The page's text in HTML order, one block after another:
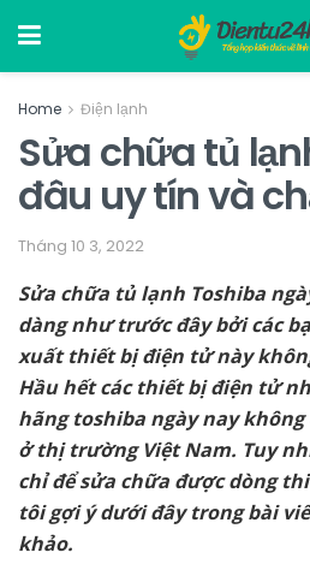
Home Điện lạnh
Sửa chữa tủ
đâu uy tín và
Tháng 10 3, 2022
Sửa chữa tủ lạnh Toshiba
dàng như trước đây bởi các
xuất thiết bị điện tử này
Hầu hết các thiết bị điện tử
hãng toshiba ngày nay
ở thị trường Việt Nam. Tuy
chỉ để sửa chữa được dòng
tôi gợi ý dưới đây trong bài
khảo.